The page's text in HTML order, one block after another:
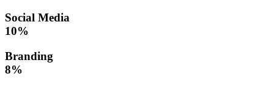
Social Media
10%
Branding
8%